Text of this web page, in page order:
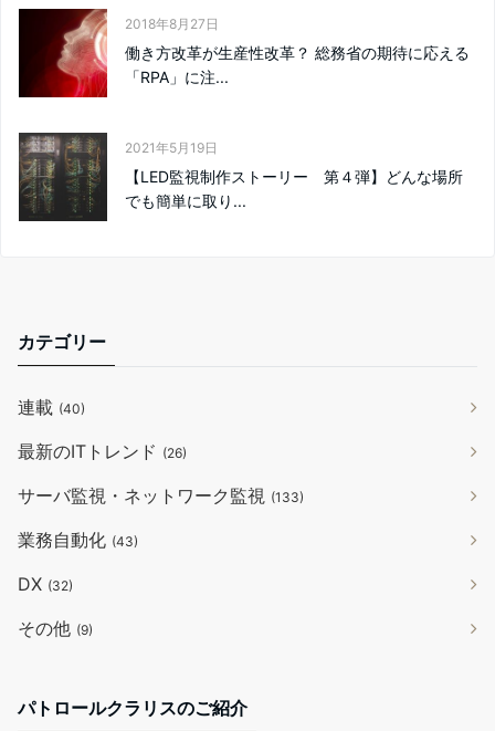
2018年8月27日
働き方改革が生産性改革？ 総務省の期待に応える
「RPA」に注...
2021年5月19日
【LED監視制作ストーリー 第４弾】どんな場所
でも簡単に取り...
カテゴリー
連載 (40)
最新のITトレンド (26)
サーバ監視・ネットワーク監視 (133)
業務自動化 (43)
DX (32)
その他 (9)
パトロールクラリスのご紹介